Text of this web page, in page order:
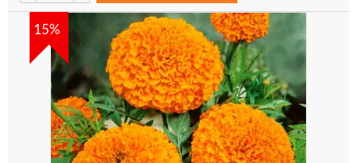
15%